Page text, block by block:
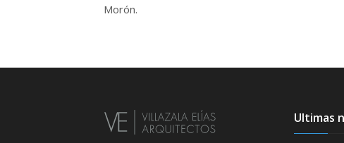
Morón.
Ultimas